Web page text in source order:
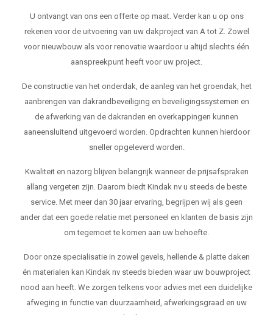
U ontvangt van ons een offerte op maat. Verder kan u op ons
rekenen voor de uitvoering van uw dakproject van A tot Z. Zowel
voor nieuwbouw als voor renovatie waardoor u altijd slechts één
aanspreekpunt heeft voor uw project.
De constructie van het onderdak, de aanleg van het groendak, het
aanbrengen van dakrandbeveiliging en beveiligingssystemen en
de afwerking van de dakranden en overkappingen kunnen
aaneensluitend uitgevoerd worden. Opdrachten kunnen hierdoor
sneller opgeleverd worden.
Kwaliteit en nazorg blijven belangrijk wanneer de prijsafspraken
allang vergeten zijn. Daarom biedt Kindak nv u steeds de beste
service. Met meer dan 30 jaar ervaring, begrijpen wij als geen
ander dat een goede relatie met personeel en klanten de basis zijn
om tegemoet te komen aan uw behoefte.
Door onze specialisatie in zowel gevels, hellende & platte daken
én materialen kan Kindak nv steeds bieden waar uw bouwproject
nood aan heeft. We zorgen telkens voor advies met een duidelijke
afweging in functie van duurzaamheid, afwerkingsgraad en uw